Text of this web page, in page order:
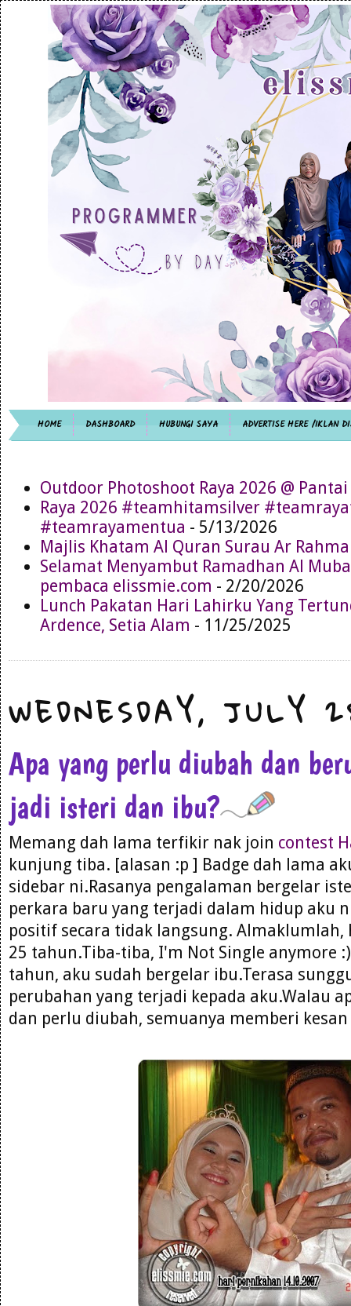
HOME DASHBOARD HUBUNGI SAYA ADVERTISE HERE /IKLAN
Outdoor Photoshoot Raya 2026 @ Pantai
Raya 2026 #teamhitamsilver
#teamrayamentua - 5/13/2026
Majlis Khatam Al Quran Surau Ar
Selamat Menyambut Ramadhan Al
pembaca elissmie.com - 2/20/2026
Lunch Pakatan Hari Lahirku Yang
Ardence, Setia Alam - 11/25/2025
WEDNESDAY, JULY
Apa yang perlu diubah dan
jadi isteri dan ibu?
Memang dah lama terfikir nak join contest
kunjung tiba. [alasan :p ] Badge dah lama
sidebar ni.Rasanya pengalaman bergelar
perkara baru yang terjadi dalam hidup aku
positif secara tidak langsung. Almaklumlah,
25 tahun.Tiba-tiba, I'm Not Single anymore
tahun, aku sudah bergelar ibu.Terasa
perubahan yang terjadi kepada aku.Walau
dan perlu diubah, semuanya memberi